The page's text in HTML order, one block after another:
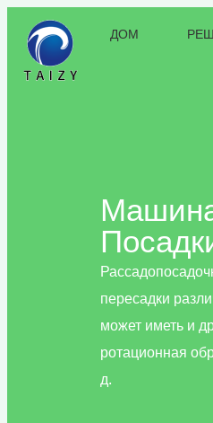
ДОМ
пересадки
может иметь и
ротационная
д.